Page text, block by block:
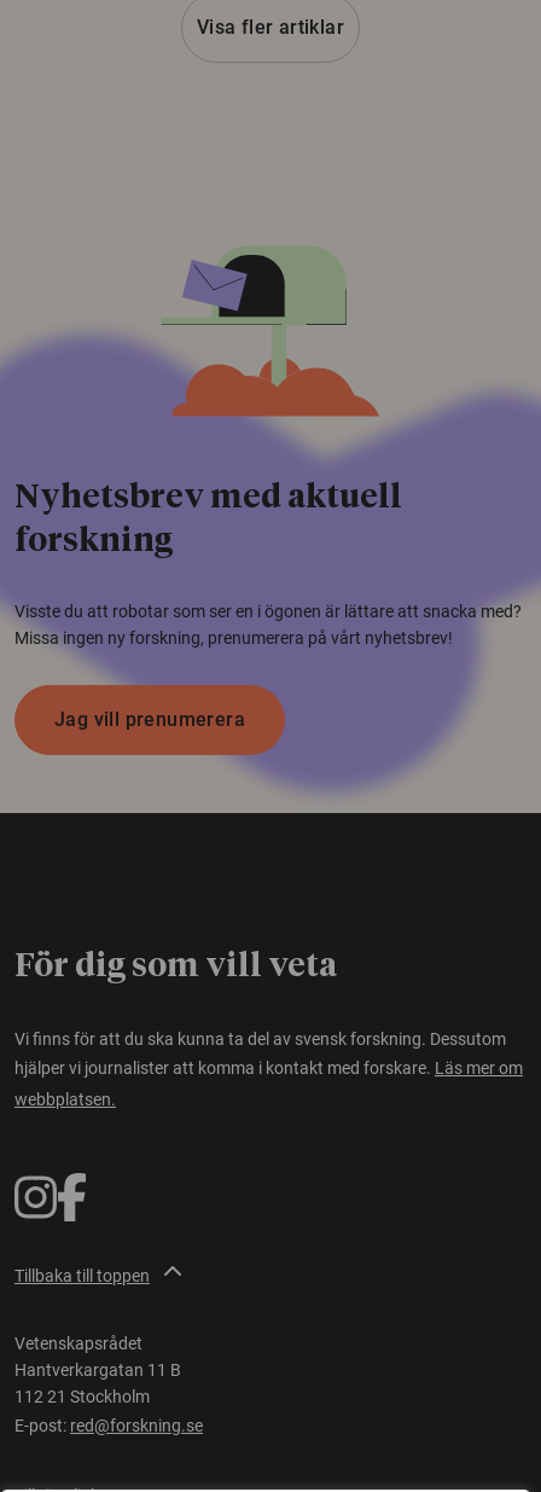
Visa fler artiklar
Nyhetsbrev med aktuell
forskning
Visste du att robotar som ser en i ögonen är lättare att snacka med?
Missa ingen ny forskning, prenumerera på vårt nyhetsbrev!
Jag vill prenumerera
För dig som vill veta
Vi finns för att du ska kunna ta del av svensk forskning. Dessutom
hjälper vi journalister att komma i kontakt med forskare. Läs mer om
webbplatsen.
Tillbaka till toppen
Vetenskapsrådet
Hantverkargatan 11 B
112 21 Stockholm
E-post: red@forskning.se